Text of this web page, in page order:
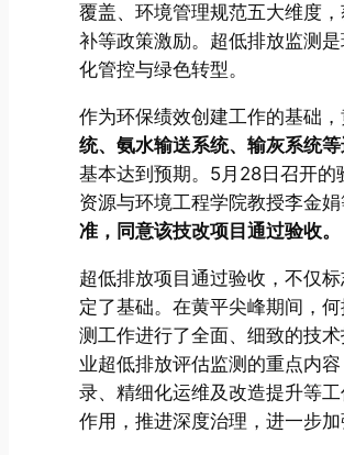
覆盖、环境管理规范五大维度
补等政策激励。超低排放监测
化管控与绿色转型。
作为环保绩效创建工作的基础
统、氨水输送系统、输灰系统
基本达到预期。5月28日召开
资源与环境工程学院教授李金娟
准，同意该技改项目通过验收。
超低排放项目通过验收，不仅
定了基础。在黄平尖峰期间，
测工作进行了全面、细致的技
业超低排放评估监测的重点内
录、精细化运维及改造提升等
作用，推进深度治理，进一步